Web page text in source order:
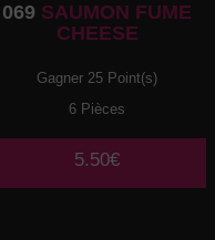
069 SAUMON FUME
CHEESE
Gagner 25 Point(s)
6 Pièces
5.50€